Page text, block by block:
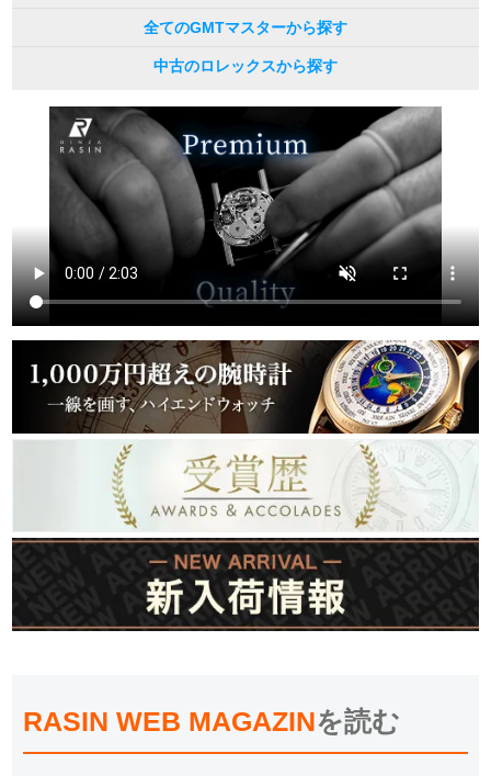
全てのGMTマスターから探す
中古のロレックスから探す
RASIN WEB MAGAZINを読む